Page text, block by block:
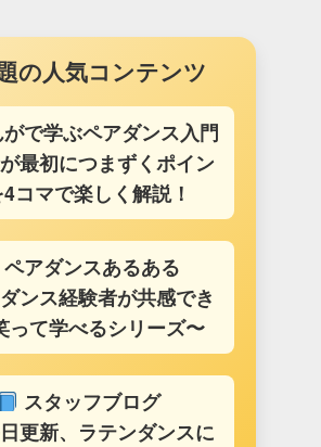
の人気コンテンツ
がで学ぶペアダンス入門
最初につまずくポイン
4コマで楽しく解説！
ペアダンスあるある
ンス経験者が共感でき
って学べるシリーズ〜
スタッフブログ
更新、ラテンダンスに